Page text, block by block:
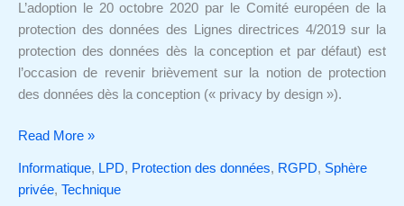
L’adoption le 20 octobre 2020 par le Comité européen de la
protection des données des Lignes directrices 4/2019 sur la
protection des données dès la conception et par défaut) est
l’occasion de revenir brièvement sur la notion de protection
des données dès la conception (« privacy by design »).
(privacy
by
design)
Read More »
Informatique, LPD, Protection des données, RGPD, Sphère
privée, Technique